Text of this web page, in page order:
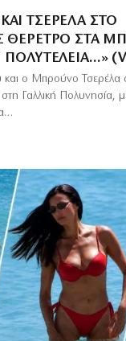
ΤΣΕΡΈΛΑ ΣΤΟ
ΘΈΡΕΤΡΟ ΣΤΑ
ο Μπρούνο Τσερέλα
Γαλλική Πολυνησία,